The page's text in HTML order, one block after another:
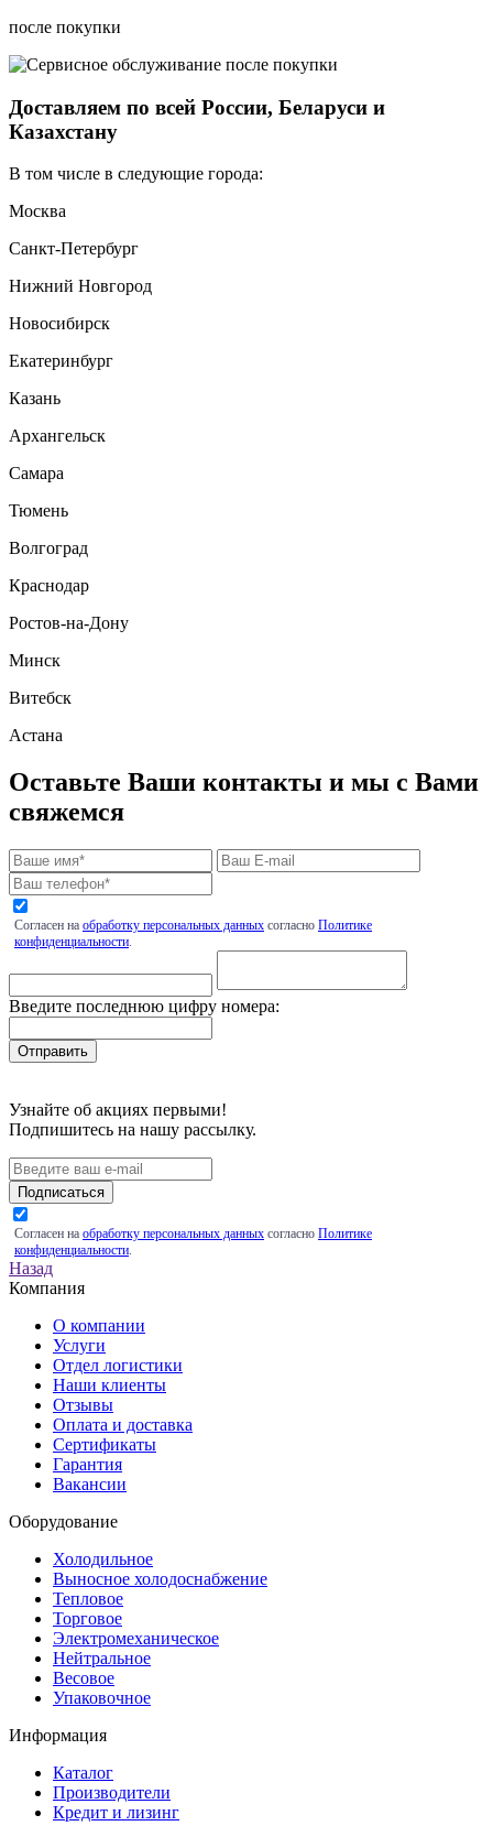
после покупки
Доставляем по всей России, Беларуси и
Казахстану
В том числе в следующие города:
Москва
Санкт-Петербург
Нижний Новгород
Новосибирск
Екатеринбург
Казань
Архангельск
Самара
Тюмень
Волгоград
Краснодар
Ростов-на-Дону
Минск
Витебск
Астана
Оставьте Ваши контакты и мы с Вами
свяжемся
Согласен на обработку персональных данных согласно Политике
конфиденциальности.
Введите последнюю цифру номера:
Узнайте об акциях первыми!
Подпишитесь на нашу рассылку.
Подписаться
Согласен на обработку персональных данных согласно Политике
конфиденциальности.
Назад
Компания
О компании
Услуги
Отдел логистики
Наши клиенты
Отзывы
Оплата и доставка
Сертификаты
Гарантия
Вакансии
Оборудование
Холодильное
Выносное холодоснабжение
Тепловое
Торговое
Электромеханическое
Нейтральное
Весовое
Упаковочное
Информация
Каталог
Производители
Кредит и лизинг